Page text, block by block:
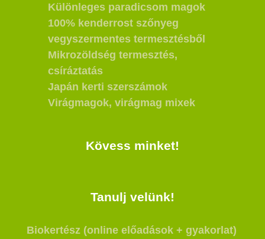
Különleges paradicsom magok
100% kenderrost szőnyeg
vegyszermentes termesztésből
Mikrozöldség termesztés,
csíráztatás
Japán kerti szerszámok
Virágmagok, virágmag mixek
Kövess minket!
Tanulj velünk!
Biokertész (online előadások + gyakorlat)